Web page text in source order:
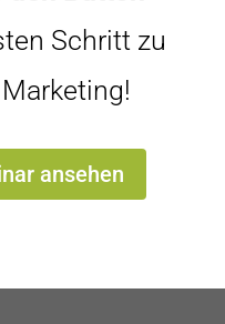
Schritt zu
ansehen